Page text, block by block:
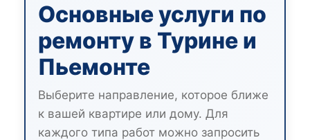
Основные услуги по
ремонту в Турине и
Пьемонте
Выберите направление, которое ближе
к вашей квартире или дому. Для
каждого типа работ можно запросить